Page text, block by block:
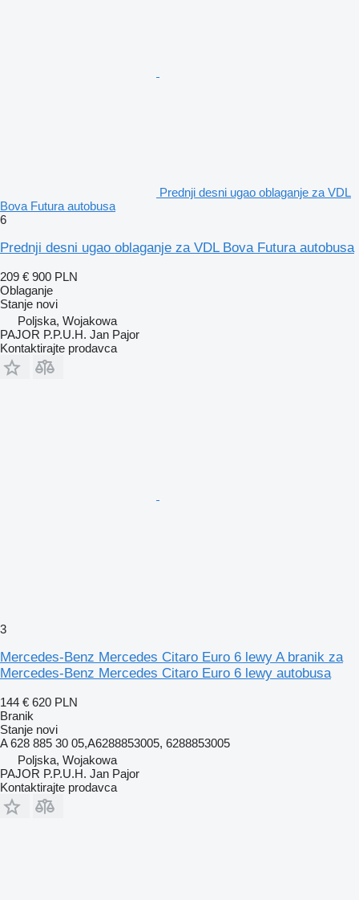
Prednji desni ugao oblaganje za VDL
Bova Futura autobusa
6
Prednji desni ugao oblaganje za VDL Bova Futura autobusa
209 € 900 PLN
Oblaganje
Stanje novi
Poljska, Wojakowa
PAJOR P.P.U.H. Jan Pajor
Kontaktirajte prodavca
3
Mercedes-Benz Mercedes Citaro Euro 6 lewy A branik za
Mercedes-Benz Mercedes Citaro Euro 6 lewy autobusa
144 € 620 PLN
Branik
Stanje novi
A 628 885 30 05,A6288853005, 6288853005
Poljska, Wojakowa
PAJOR P.P.U.H. Jan Pajor
Kontaktirajte prodavca